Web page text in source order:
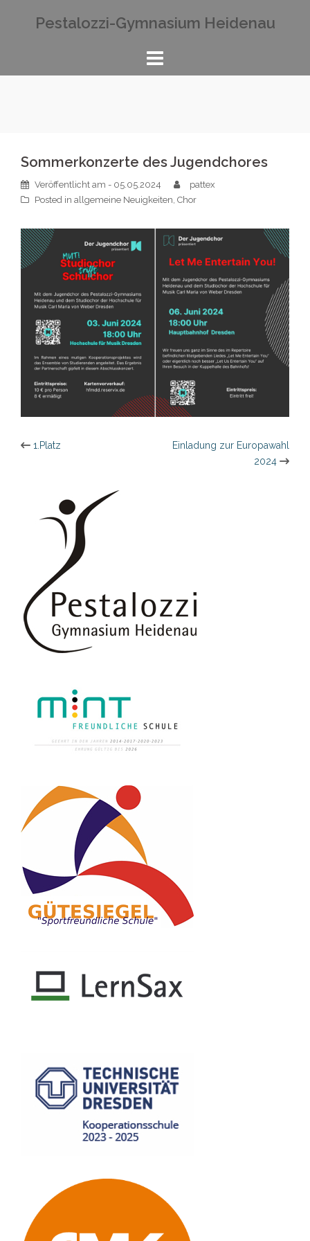
Pestalozzi-Gymnasium Heidenau
Sommerkonzerte des Jugendchores
Veröffentlicht am - 05.05.2024
pattex
Posted in allgemeine Neuigkeiten, Chor
Beitragsnavigation
1.Platz
Einladung zur Europawahl
2024